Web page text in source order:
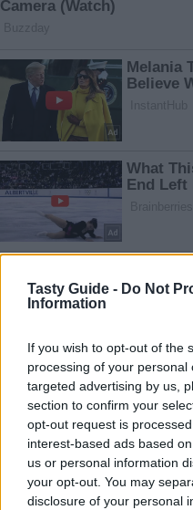
Tasty Guide - Do Not
Information
If you wish to opt-out of the
processing of your
targeted advertising by us,
section to confirm your
opt-out request is
interest-based ads based
us or personal information
your opt-out. You may
disclosure of your personal